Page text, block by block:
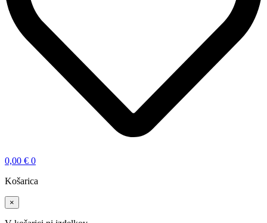
0,00 € 0
Košarica
×